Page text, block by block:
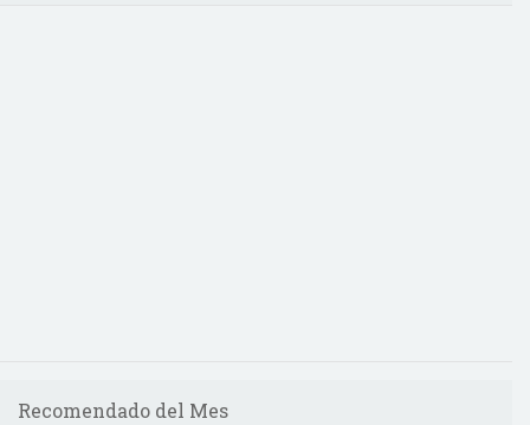
Recomendado del Mes